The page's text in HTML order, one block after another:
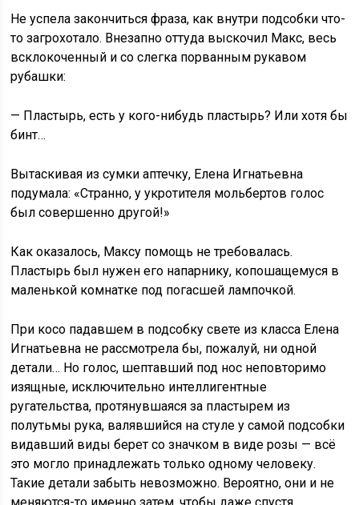
Не успела закончиться фраза, как внутри подсобки что-
то загрохотало. Внезапно оттуда выскочил Макс, весь
всклокоченный и со слегка порванным рукавом
рубашки:
— Пластырь, есть у кого-нибудь пластырь? Или хотя бы
бинт…
Вытаскивая из сумки аптечку, Елена Игнатьевна
подумала: «Странно, у укротителя мольбертов голос
был совершенно другой!»
Как оказалось, Максу помощь не требовалась.
Пластырь был нужен его напарнику, копошащемуся в
маленькой комнатке под погасшей лампочкой.
При косо падавшем в подсобку свете из класса Елена
Игнатьевна не рассмотрела бы, пожалуй, ни одной
детали… Но голос, шептавший под нос неповторимо
изящные, исключительно интеллигентные
ругательства, протянувшаяся за пластырем из
полутьмы рука, валявшийся на стуле у самой подсобки
видавший виды берет со значком в виде розы — всё
это могло принадлежать только одному человеку.
Такие детали забыть невозможно. Вероятно, они и не